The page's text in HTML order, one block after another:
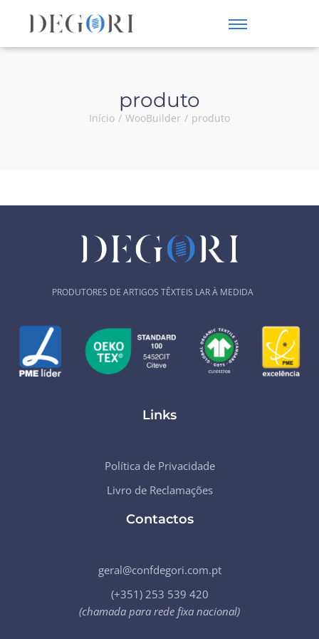
produto
Início / WooBuilder / produto
PRODUTORES DE ARTIGOS TÊXTEIS LAR À MEDIDA
Links
Política de Privacidade
Livro de Reclamações
Contactos
geral@confdegori.com.pt
(+351) 253 539 420
(chamada para rede fixa nacional)